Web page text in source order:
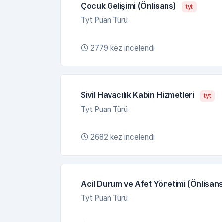
Çocuk Gelişimi (Önlisans) tyt
Tyt Puan Türü
2779 kez incelendi
Sivil Havacılık Kabin Hizmetleri tyt
Tyt Puan Türü
2682 kez incelendi
Acil Durum ve Afet Yönetimi
Tyt Puan Türü